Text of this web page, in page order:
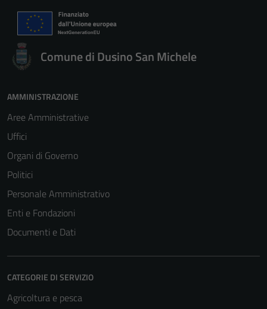
Comune di Dusino San Michele
AMMINISTRAZIONE
Aree Amministrative
Uffici
Organi di Governo
Politici
Personale Amministrativo
Enti e Fondazioni
Documenti e Dati
CATEGORIE DI SERVIZIO
Agricoltura e pesca